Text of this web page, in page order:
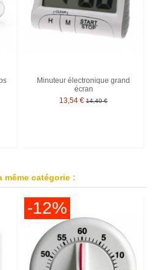
Minuteur électronique grand
écran
13,54 € 14,40 €
même catégorie :
-12%